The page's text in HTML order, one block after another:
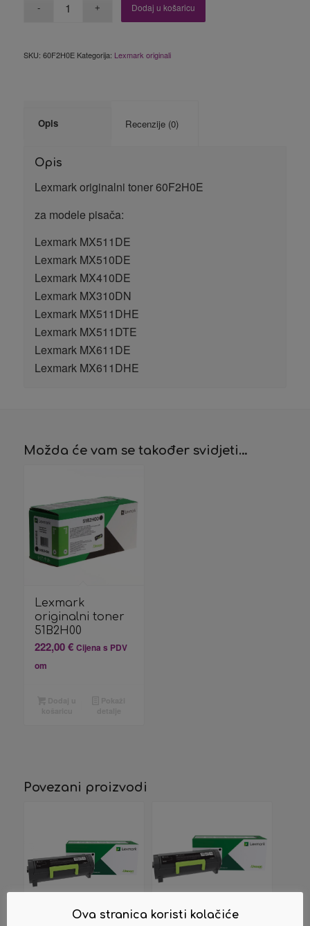
Dodaj u košaricu
SKU: 60F2H0E Kategorija: Lexmark originali
Opis Recenzije (0)
Opis
Lexmark originalni toner 60F2H0E
za modele pisača:
Lexmark MX511DE
Lexmark MX510DE
Lexmark MX410DE
Lexmark MX310DN
Lexmark MX511DHE
Lexmark MX511DTE
Lexmark MX611DE
Lexmark MX611DHE
Možda će vam se također svidjeti…
Lexmark
originalni toner
51B2H00
222,00€ Cijena s PDV
om
Povezani proizvodi
Ova stranica koristi kolačiće